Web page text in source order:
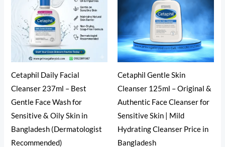
Cetaphil Daily Facial
Cleanser 237ml – Best
Gentle Face Wash for
Sensitive & Oily Skin in
Bangladesh (Dermatologist
Recommended)
Cetaphil Gentle Skin
Cleanser 125ml – Original &
Authentic Face Cleanser for
Sensitive Skin | Mild
Hydrating Cleanser Price in
Bangladesh